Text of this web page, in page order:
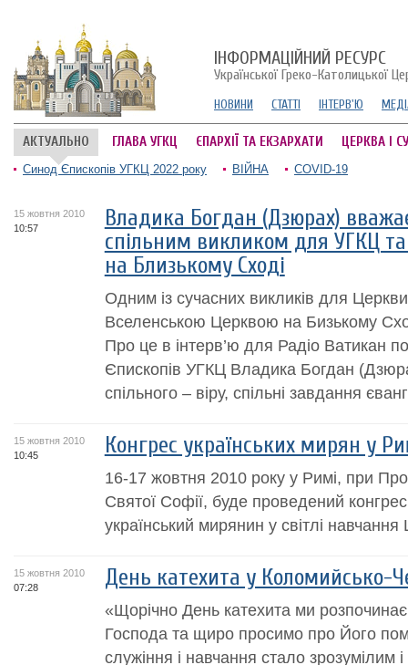
ІНФОРМАЦІЙНИЙ РЕСУРС
Української Греко-Католицької
НОВИНИ СТАТТІ ІНТЕРВ'Ю
АКТУАЛЬНО ГЛАВА УГКЦ ЄПАРХІЇ ТА ЕКЗАРХАТИ ЦЕРКВА І
Синод Єпископів УГКЦ 2022 року ВІЙНА COVID-19
15 жовтня 2010
10:57
Владика Богдан (Дзюрах)
спільним викликом для УГКЦ
на Близькому Сході
Одним із сучасних викликів для
Вселенською Церквою на Бизькому
Про це в інтерв’ю для Радіо Ватикан
Єпископів УГКЦ Владика Богдан
спільного – віру, спільні завдання
15 жовтня 2010
10:45
Конгрес українських мирян у
16-17 жовтня 2010 року у Римі, при
Святої Софії, буде проведений
український мирянин у світлі
15 жовтня 2010
07:28
День катехита у Коломийсько-
«Щорічно День катехита ми
Господа та щиро просимо про Його
служіння і навчання стало зрозумілим